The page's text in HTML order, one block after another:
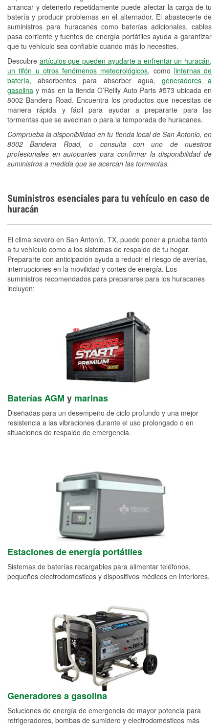
arrancar y detenerlo repetidamente puede afectar la carga de tu
batería y producir problemas en el alternador. El abastecerte de
suministros para huracanes como baterías adicionales, cables
pasa corriente y fuentes de energía portátiles ayuda a garantizar
que tu vehículo sea confiable cuando más lo necesites.
Descubre artículos que pueden ayudarte a enfrentar un huracán,
un tifón u otros fenómenos meteorológicos, como linternas de
batería, absorbentes para absorber agua, generadores a
gasolina y más en la tienda O’Reilly Auto Parts #573 ubicada en
8002 Bandera Road. Encuentra los productos que necesitas de
manera rápida y fácil para ayudar a prepararte para las
tormentas que se avecinan o para la temporada de huracanes.
Comprueba la disponibilidad en tu tienda local de San Antonio, en
8002 Bandera Road, o consulta con uno de nuestros
profesionales en autopartes para confirmar la disponibilidad de
suministros a medida que se acercan las tormentas.
Tornado Supplies
Conoce más
Suministros esenciales para tu vehículo en caso de
huracán
El clima severo en San Antonio, TX, puede poner a prueba tanto
a tu vehículo como a los sistemas de respaldo de tu hogar.
Prepararte con anticipación ayuda a reducir el riesgo de averías,
interrupciones en la movilidad y cortes de energía. Los
suministros recomendados para prepararse para los huracanes
incluyen:
Baterías AGM y marinas
Diseñadas para un desempeño de ciclo profundo y una mejor
resistencia a las vibraciones durante el uso prolongado o en
situaciones de respaldo de emergencia.
Estaciones de energía portátiles
Sistemas de baterías recargables para alimentar teléfonos,
pequeños electrodomésticos y dispositivos médicos en interiores.
Generadores a gasolina
Soluciones de energía de emergencia de mayor potencia para
refrigeradores, bombas de sumidero y electrodomésticos más